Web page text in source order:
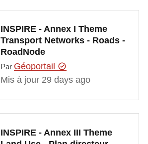
INSPIRE - Annex I Theme
Transport Networks - Roads -
RoadNode
Par Géoportail
Mis à jour 29 days ago
INSPIRE - Annex III Theme